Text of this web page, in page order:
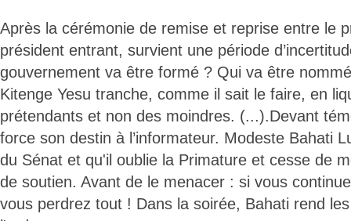
Après la cérémonie de remise et reprise entre le
président entrant, survient une période
gouvernement va être formé ? Qui va être
Kitenge Yesu tranche, comme il sait le faire, en
prétendants et non des moindres. (...).Devant
force son destin à l’informateur. Modeste Bahati
du Sénat et qu'il oublie la Primature et cesse de
de soutien. Avant de le menacer : si vous
vous perdrez tout ! Dans la soirée, Bahati rend